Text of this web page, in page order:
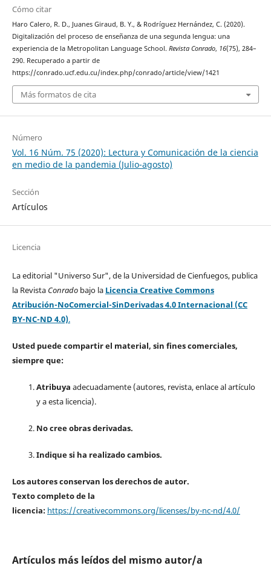
Cómo citar
Haro Calero, R. D., Juanes Giraud, B. Y., & Rodríguez Hernández, C. (2020).
Digitalización del proceso de enseñanza de una segunda lengua: una
experiencia de la Metropolitan Language School. Revista Conrado, 16(75), 284–
290. Recuperado a partir de
https://conrado.ucf.edu.cu/index.php/conrado/article/view/1421
Más formatos de cita
Número
Vol. 16 Núm. 75 (2020): Lectura y Comunicación de la ciencia
en medio de la pandemia (Julio-agosto)
Sección
Artículos
Licencia
La editorial "Universo Sur", de la Universidad de Cienfuegos, publica
la Revista Conradobajo la Licencia Creative Commons
Atribución-NoComercial-SinDerivadas 4.0 Internacional (CC
BY-NC-ND 4.0).
Usted puede compartir el material, sin fines comerciales,
siempre que:
Atribuya adecuadamente (autores, revista, enlace al artículo
y a esta licencia).
No cree obras derivadas.
Indique si ha realizado cambios.
Los autores conservan los derechos de autor.
Texto completo de la
licencia: https://creativecommons.org/licenses/by-nc-nd/4.0/
Artículos más leídos del mismo autor/a